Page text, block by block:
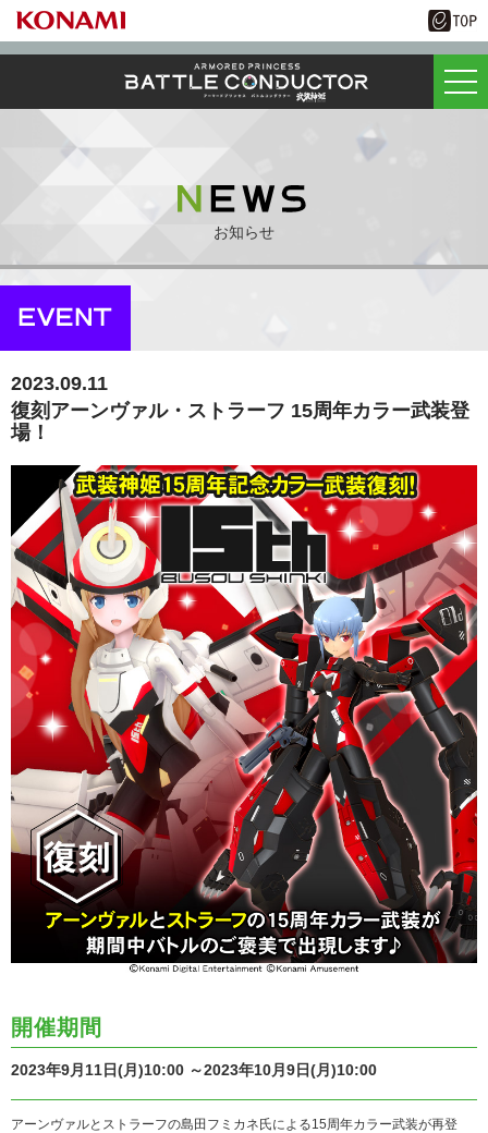
お知らせ
2023.09.11
復刻アーンヴァル・ストラーフ 15周年カラー武装登
場！
開催期間
2023年9月11日(月)10:00 ～2023年10月9日(月)10:00
アーンヴァルとストラーフの島田フミカネ氏による15周年カラー武装が再登